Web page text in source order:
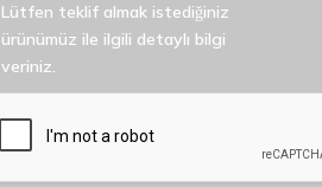
Lütfen teklif almak istediğiniz
ürünümüz ile ilgili detaylı bilgi
veriniz.